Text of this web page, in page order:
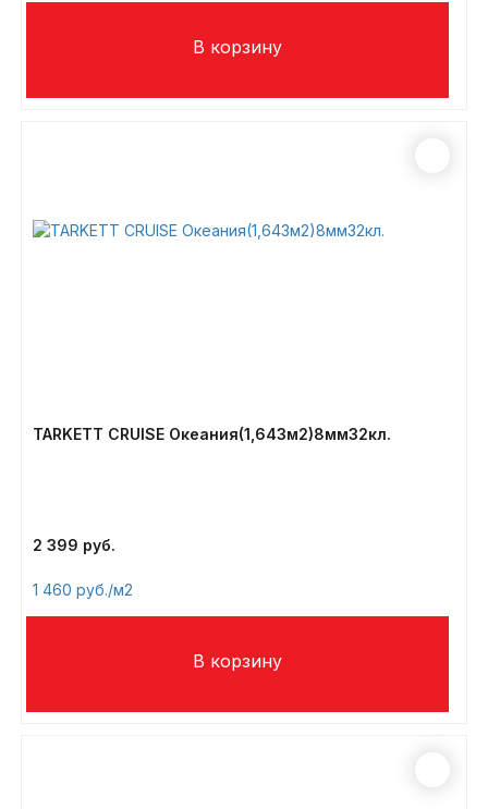
TARKETT CRUISE Океания(1,643м2)8мм32кл.
2 399
1 460 /м2